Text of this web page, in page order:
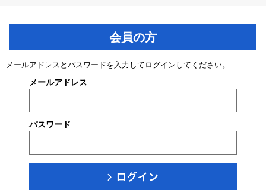
会員の方
メールアドレスとパスワードを入力してログインしてください。
メールアドレス
パスワード